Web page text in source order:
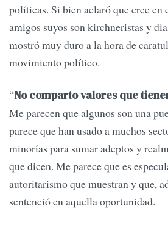
políticas. Si bien aclaró que cree en
amigos suyos son kirchneristas y
mostró muy duro a la hora de
movimiento político.
“No comparto valores que
Me parecen que algunos son una
parece que han usado a muchos
minorías para sumar adeptos y
que dicen. Me parece que es
autoritarismo que muestran y que,
sentenció en aquella oportunidad.